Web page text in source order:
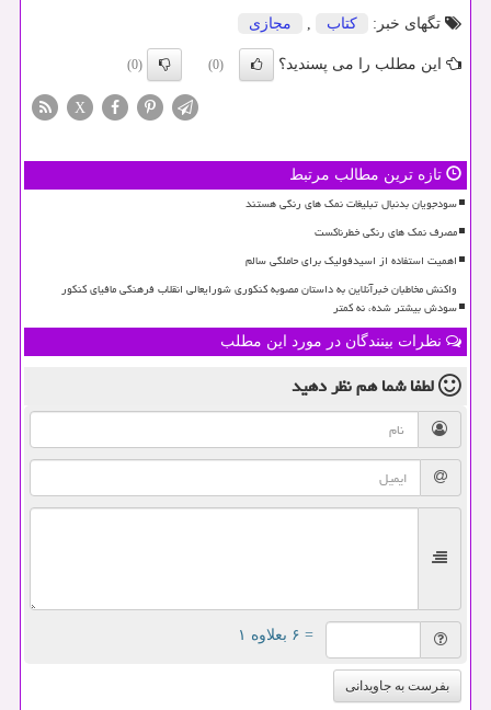
تگهای خبر:
كتاب , مجازی
این مطلب را می پسندید؟ (0)
(0)
X
تازه ترین مطالب مرتبط
سودجویان بدنبال تبلیغات نمک های رنگی هستند
مصرف نمک های رنگی خطرناکست
اهمیت استفاده از اسیدفولیک برای حاملگی سالم
واکنش مخاطبان خبرآنلاین به داستان مصوبه کنکوری شورایعالی انقلاب فرهنگی مافیای کنکور
سودش بیشتر شده، نه کمتر
نظرات بینندگان در مورد این مطلب
لطفا شما همنظر دهید
= ۶ بعلاوه ۱
بفرست به جاویدانی